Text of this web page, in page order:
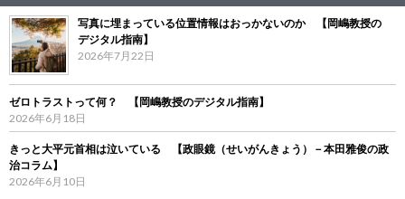
写真に埋まっている位置情報はおっかないのか 【岡嶋教授の
デジタル指南】
2026年7月22日
ゼロトラストって何？ 【岡嶋教授のデジタル指南】
2026年6月18日
きっと大平元首相は泣いている 【政眼鏡（せいがんきょう）－本田雅俊の政
治コラム】
2026年6月10日